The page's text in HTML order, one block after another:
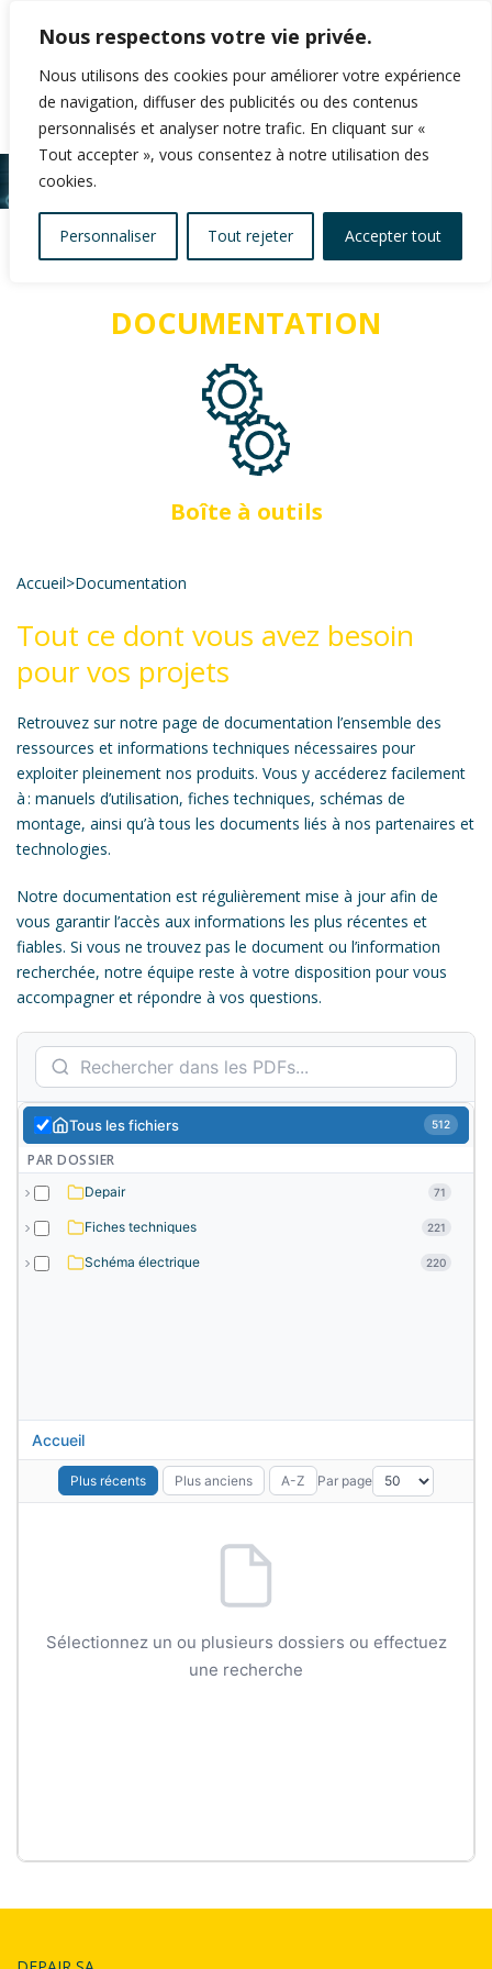
Nous respectons votre vie privée.
Nous utilisons des cookies pour améliorer votre expérience
de navigation, diffuser des publicités ou des contenus
personnalisés et analyser notre trafic. En cliquant sur «
Tout accepter », vous consentez à notre utilisation des
cookies.
Personnaliser Tout rejeter Accepter tout
DOCUMENTATION
Boîte à outils
Accueil>Documentation
Tout ce dont vous avez besoin
pour vos projets
Retrouvez sur notre page de documentation l’ensemble des
ressources et informations techniques nécessaires pour
exploiter pleinement nos produits. Vous y accéderez facilement
à : manuels d’utilisation, fiches techniques, schémas de
montage, ainsi qu’à tous les documents liés à nos partenaires et
technologies.
Notre documentation est régulièrement mise à jour afin de
vous garantir l’accès aux informations les plus récentes et
fiables. Si vous ne trouvez pas le document ou l’information
recherchée, notre équipe reste à votre disposition pour vous
accompagner et répondre à vos questions.
Tous les fichiers 512
PAR DOSSIER
Depair 71
Fiches techniques 221
Schéma électrique 220
Accueil
Plus récents Plus anciens A-Z Par page
Sélectionnez un ou plusieurs dossiers ou effectuez
une recherche